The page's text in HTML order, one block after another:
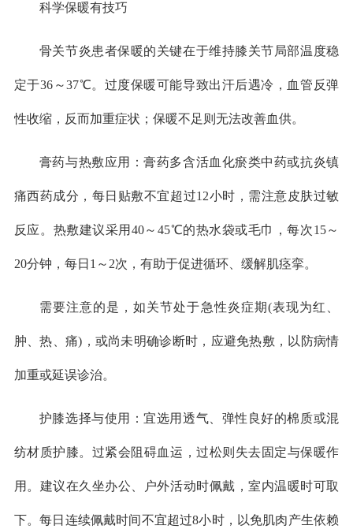
科学保暖有技巧
骨关节炎患者保暖的关键在于维持膝关节局部温度稳
定于36～37℃。过度保暖可能导致出汗后遇冷，血管反弹
性收缩，反而加重症状；保暖不足则无法改善血供。
膏药与热敷应用：膏药多含活血化瘀类中药或抗炎镇
痛西药成分，每日贴敷不宜超过12小时，需注意皮肤过敏
反应。热敷建议采用40～45℃的热水袋或毛巾，每次15～
20分钟，每日1～2次，有助于促进循环、缓解肌痉挛。
需要注意的是，如关节处于急性炎症期(表现为红、
肿、热、痛)，或尚未明确诊断时，应避免热敷，以防病情
加重或延误诊治。
护膝选择与使用：宜选用透气、弹性良好的棉质或混
纺材质护膝。过紧会阻碍血运，过松则失去固定与保暖作
用。建议在久坐办公、户外活动时佩戴，室内温暖时可取
下。每日连续佩戴时间不宜超过8小时，以免肌肉产生依赖